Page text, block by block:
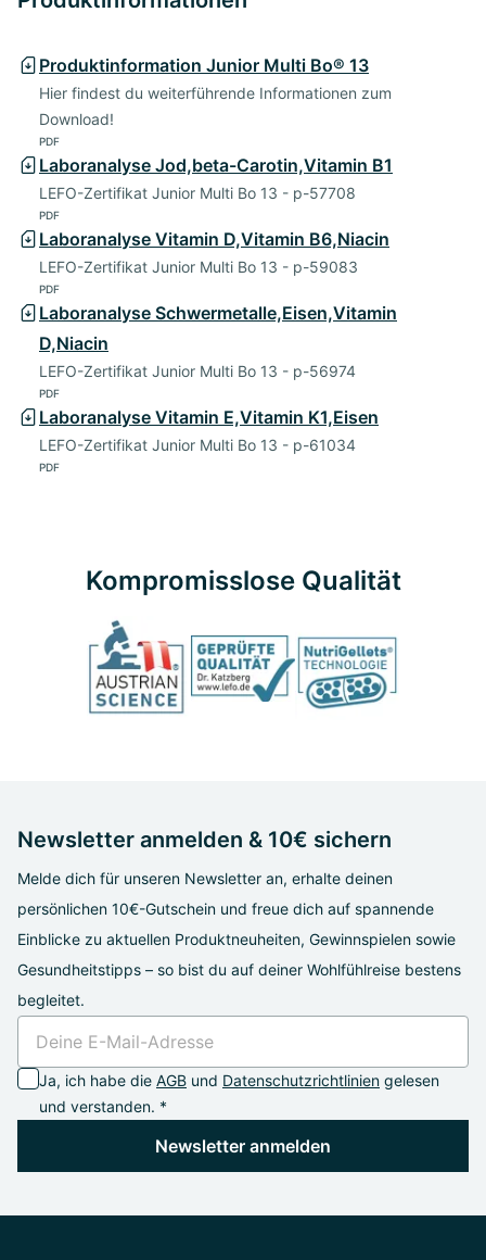
Produktinformation Junior Multi Bo® 13
Hier findest du weiterführende Informationen zum
Download!
PDF
Laboranalyse Jod,beta-Carotin,Vitamin B1
LEFO-Zertifikat Junior Multi Bo 13 - p-57708
PDF
Laboranalyse Vitamin D,Vitamin B6,Niacin
LEFO-Zertifikat Junior Multi Bo 13 - p-59083
PDF
Laboranalyse Schwermetalle,Eisen,Vitamin
D,Niacin
LEFO-Zertifikat Junior Multi Bo 13 - p-56974
PDF
Laboranalyse Vitamin E,Vitamin K1,Eisen
LEFO-Zertifikat Junior Multi Bo 13 - p-61034
PDF
Kompromisslose Qualität
Newsletter anmelden & 10€ sichern
Melde dich für unseren Newsletter an, erhalte deinen
persönlichen 10€-Gutschein und freue dich auf spannende
Einblicke zu aktuellen Produktneuheiten, Gewinnspielen sowie
Gesundheitstipps – so bist du auf deiner Wohlfühlreise bestens
begleitet.
Ja, ich habe die AGB und Datenschutzrichtlinien gelesen
und verstanden. *
Newsletter anmelden